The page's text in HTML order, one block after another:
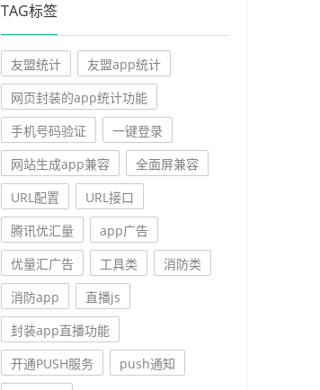
TAG标签
友盟统计
友盟app统计
网页封装的app统计功能
手机号码验证
一键登录
网站生成app兼容
全面屏兼容
URL配置
URL接口
腾讯优汇量
app广告
优量汇广告
工具类
消防类
消防app
直播js
封装app直播功能
开通PUSH服务
push通知